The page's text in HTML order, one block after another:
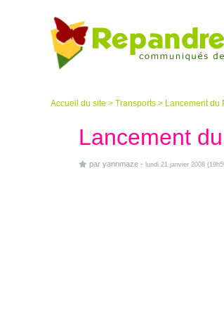
Accueil du site > Transports > Lancement du
Lancement
par yannmaze - lundi 21 janvier 2008